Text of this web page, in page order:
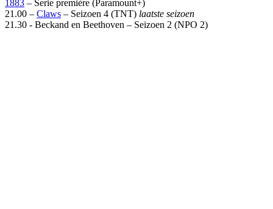
1883 – Serie première (Paramount+)
21.00 – Claws – Seizoen 4 (TNT) laatste seizoen
21.30 - Beckand en Beethoven – Seizoen 2 (NPO 2)